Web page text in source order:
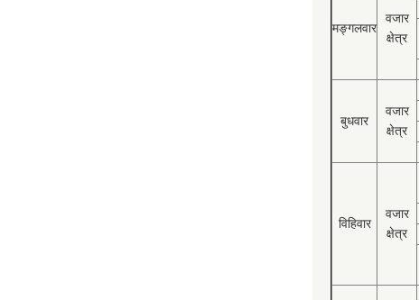
मङ्गलवार
वजार
क्षेत्र
बुधवार
वजार
क्षेत्र
विहिवार
वजार
क्षेत्र